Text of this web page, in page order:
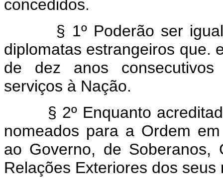
concedidos.
§ 1º Poderão ser
diplomatas estrangeiros que.
de dez anos
serviços à Nação.
§ 2º Enquanto
nomeados para a Ordem
ao Governo, de Soberanos,
Relações Exteriores dos